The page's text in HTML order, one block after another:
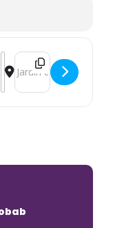
Address - Coiffeurs pour
Destination Address -